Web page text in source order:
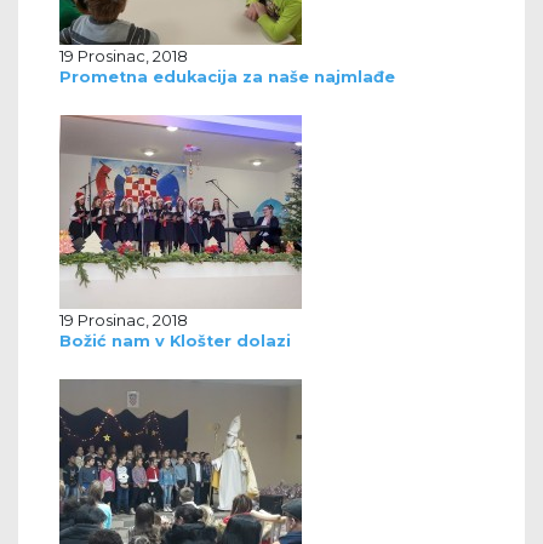
19 Prosinac, 2018
Prometna edukacija za naše najmlađe
19 Prosinac, 2018
Božić nam v Klošter dolazi